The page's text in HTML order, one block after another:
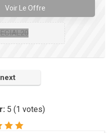
Voir Le Offre
5 (1 votes)